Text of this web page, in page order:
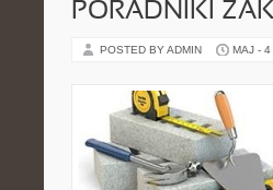
PORADNIKI
POSTED BY ADMIN MAJ -